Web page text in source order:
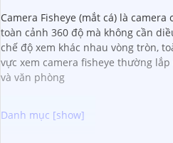
Camera Fisheye (mắt cá) là
toàn cảnh 360 độ mà không cần
chế độ xem khác nhau vòng tròn,
vực xem camera fisheye thường
và văn phòng